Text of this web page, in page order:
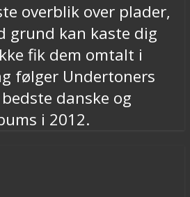
overblik over plader,
grund kan kaste dig
fik dem omtalt i
følger Undertoners
danske og
i 2012.